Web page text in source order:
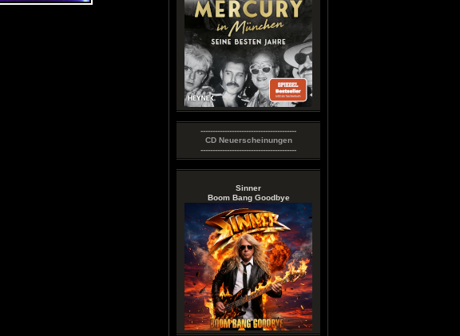
----------------------------------------
CD Neuerscheinungen
----------------------------------------
Sinner
Boom Bang Goodbye